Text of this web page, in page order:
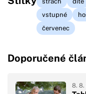
vstupné
červenec
Doporučené
8. 8.